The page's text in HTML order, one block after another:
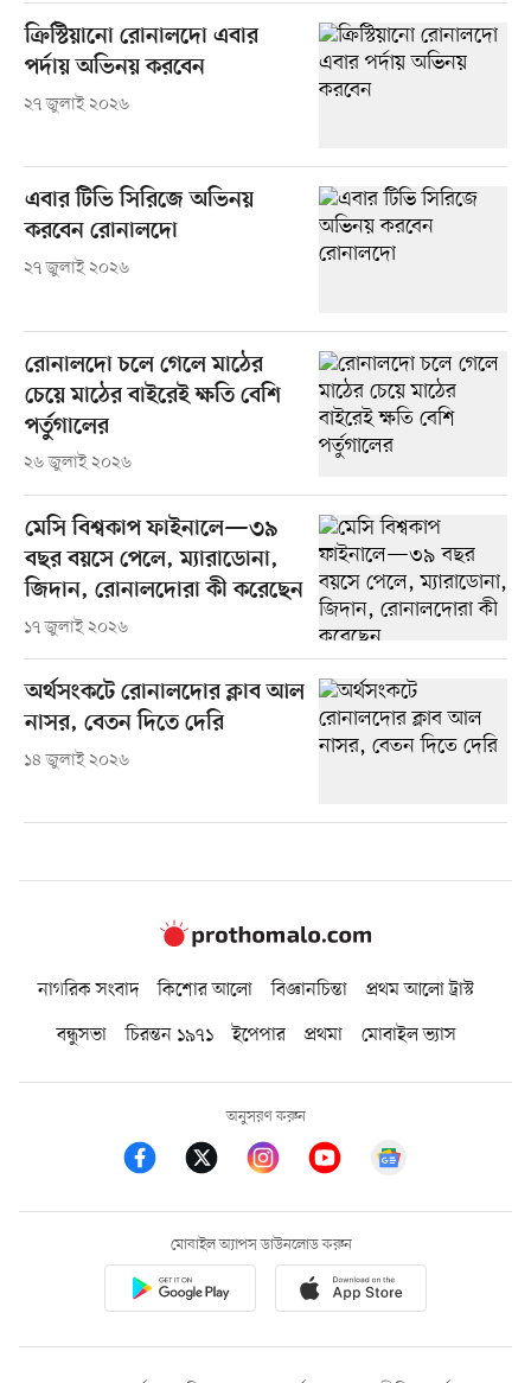
ক্রিস্টিয়ানো রোনালদো এবার
পর্দায় অভিনয় করবেন
২৭ জুলাই ২০২৬
এবার টিভি সিরিজে অভিনয়
করবেন রোনালদো
২৭ জুলাই ২০২৬
রোনালদো চলে গেলে মাঠের
চেয়ে মাঠের বাইরেই ক্ষতি বেশি
পর্তুগালের
২৬ জুলাই ২০২৬
মেসি বিশ্বকাপ ফাইনালে—৩৯
বছর বয়সে পেলে, ম্যারাডোনা,
জিদান, রোনালদোরা কী করেছেন
১৭ জুলাই ২০২৬
অর্থসংকটে রোনালদোর ক্লাব আল
নাসর, বেতন দিতে দেরি
১৪ জুলাই ২০২৬
নাগরিক সংবাদ কিশোর আলো বিজ্ঞানচিন্তা
প্রথম আলো ট্রাস্ট
বন্ধুসভা
চিরন্তন ১৯৭১ ইপেপার প্রথমা মোবাইল ভ্যাস
অনুসরণ করুন
মোবাইল অ্যাপস ডাউনলোড করুন